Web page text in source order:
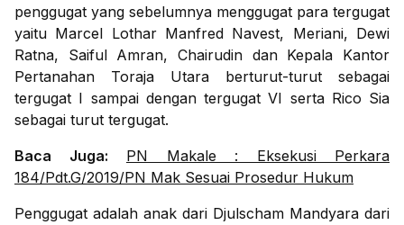
penggugat yang sebelumnya menggugat para tergugat
yaitu Marcel Lothar Manfred Navest, Meriani, Dewi
Ratna, Saiful Amran, Chairudin dan Kepala Kantor
Pertanahan Toraja Utara berturut-turut sebagai
tergugat I sampai dengan tergugat VI serta Rico Sia
sebagai turut tergugat.
Baca Juga:
PN Makale : Eksekusi Perkara
184/Pdt.G/2019/PN Mak Sesuai Prosedur Hukum
Penggugat adalah anak dari Djulscham Mandyara dari